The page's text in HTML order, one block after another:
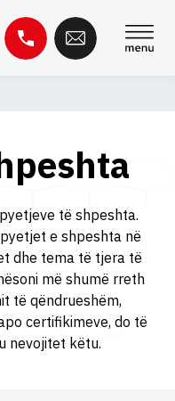
të shpeshta.
e shpeshta në
dhe tema të tjera të
më shumë rreth
të qëndrueshëm,
certifikimeve, do të
nevojitet këtu.